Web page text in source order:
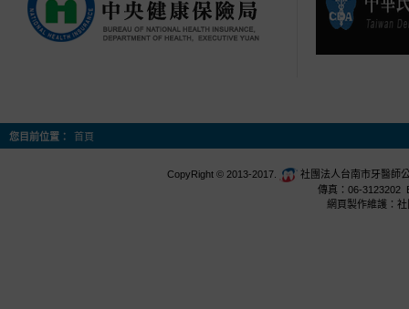
您目前位置： 首頁
CopyRight © 2013-2017.
社團法人台南市牙醫師
傳真：06-3123202
網頁製作維護：